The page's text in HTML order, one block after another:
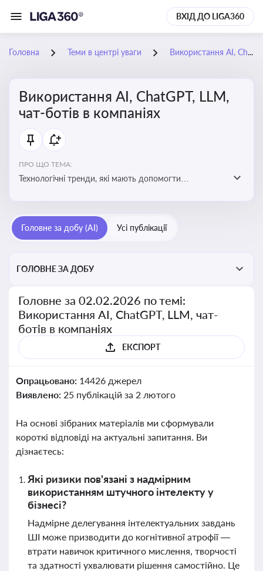
ВХІД ДО LIGA360
Головна Теми в центрі уваги Використання AI, ChatGPT, LLM, чат-ботів в компаніях
Використання AI, ChatGPT, LLM,
чат-ботів в компаніях
ПРО ЩО ТЕМА:
Технологічні тренди, які мають допомогти
ефективність і знизити витрати компаній
Головне за добу (AI) Усі публікації
ГОЛОВНЕ ЗА ДОБУ
Головне за 02.02.2026 по темі:
Використання AI, ChatGPT, LLM, чат-
ботів в компаніях
ЕКСПОРТ
Опрацьовано: 14426 джерел
Виявлено: 25 публікацій за 2 лютого
На основі зібраних матеріалів ми сформували
короткі відповіді на актуальні запитання. Ви
дізнаєтесь:
Які ризики пов'язані з надмірним
використанням штучного інтелекту у
бізнесі?
Надмірне делегування інтелектуальних завдань
ШІ може призводити до когнітивної атрофії —
втрати навичок критичного мислення, творчості
та здатності ухвалювати рішення самостійно. Це